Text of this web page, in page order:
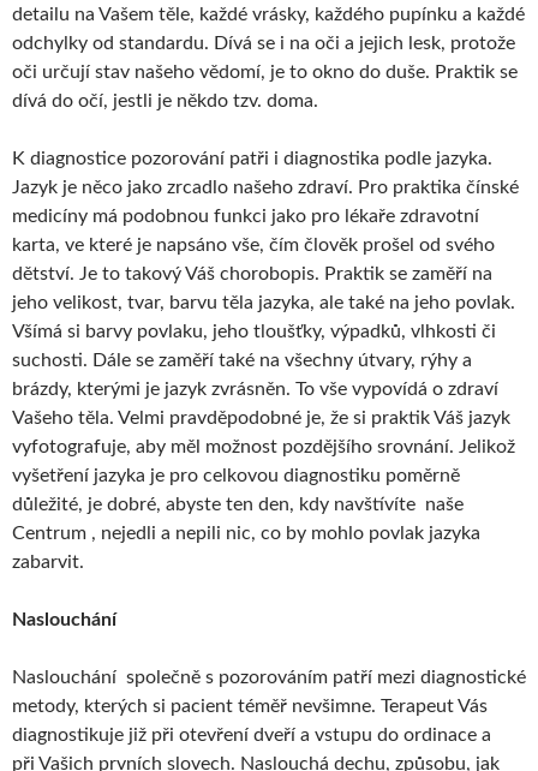
detailu na Vašem těle, každé vrásky, každého pupínku a každé
odchylky od standardu. Dívá se i na oči a jejich lesk, protože
oči určují stav našeho vědomí, je to okno do duše. Praktik se
dívá do očí, jestli je někdo tzv. doma.
K diagnostice pozorování patři i diagnostika podle jazyka.
Jazyk je něco jako zrcadlo našeho zdraví. Pro praktika čínské
medicíny má podobnou funkci jako pro lékaře zdravotní
karta, ve které je napsáno vše, čím člověk prošel od svého
dětství. Je to takový Váš chorobopis. Praktik se zaměří na
jeho velikost, tvar, barvu těla jazyka, ale také na jeho povlak.
Všímá si barvy povlaku, jeho tloušťky, výpadků, vlhkosti či
suchosti. Dále se zaměří také na všechny útvary, rýhy a
brázdy, kterými je jazyk zvrásněn. To vše vypovídá o zdraví
Vašeho těla. Velmi pravděpodobné je, že si praktik Váš jazyk
vyfotografuje, aby měl možnost pozdějšího srovnání. Jelikož
vyšetření jazyka je pro celkovou diagnostiku poměrně
důležité, je dobré, abyste ten den, kdy navštívíte naše
Centrum , nejedli a nepili nic, co by mohlo povlak jazyka
zabarvit.
Naslouchání
Naslouchání společně s pozorováním patří mezi diagnostické
metody, kterých si pacient téměř nevšimne. Terapeut Vás
diagnostikuje již při otevření dveří a vstupu do ordinace a
při Vašich prvních slovech. Naslouchá dechu, způsobu, jak